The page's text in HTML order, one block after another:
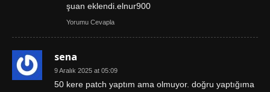
şuan eklendi.elnur900
Yorumu Cevapla
sena
9 Aralık 2025 at 05:09
50 kere patch yaptım ama olmuyor. doğru yaptığıma